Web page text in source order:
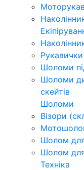
Рукавички
Шоломи
Шоломи
скейтів
Шоломи
Візори
Шолом
Шолом для
Техніка